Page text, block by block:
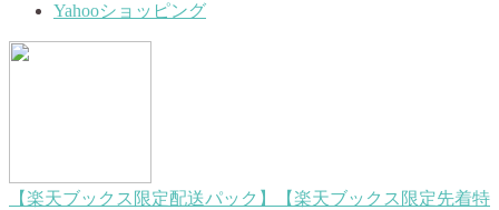
Yahooショッピング
【楽天ブックス限定配送パック】【楽天ブックス限定先着特